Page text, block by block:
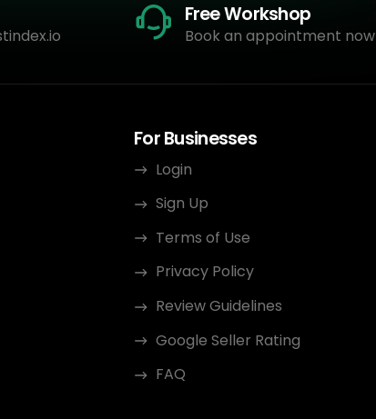
Free Workshop
Book an appointment now
For Businesses
Login
Sign Up
Terms of Use
Privacy Policy
Review Guidelines
Google Seller Rating
FAQ